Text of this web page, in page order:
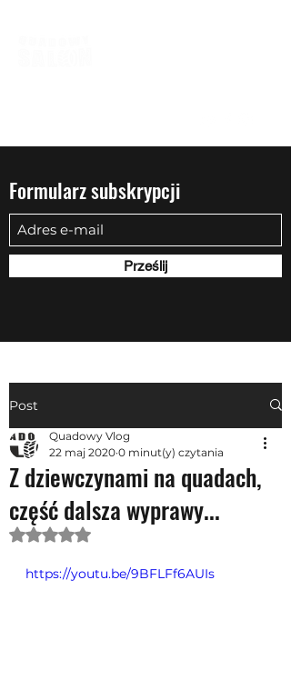
Formularz subskrypcji
Prześlij
Post
Z dziewczynami na quadach,
część dalsza wyprawy...
Quadowy Vlog
22 maj 2020 0 minut(y) czytania
Oceniono na NaN z 5 gwiazdek.
https://youtu.be/9BFLFf6AUIs